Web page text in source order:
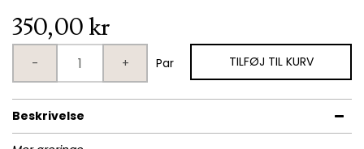
350,00 kr
- + Par TILFØJ TIL KURV
Beskrivelse